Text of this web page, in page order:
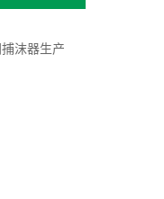
沫器生产